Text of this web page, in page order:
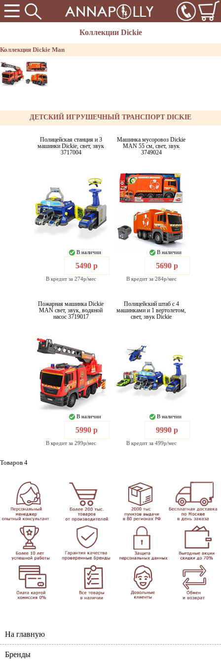
Коллекции Dickie
Коллекция Dickie Man
ДЕТСКИЙ ИГРУШЕЧНЫЙ ТРАНСПОРТ DICKIE
Полицейская станция и 3
машинки Dickie, свет, звук
3717004
В наличии
5490 р
В кредит за 274р/мес
Машинка мусоровоз Dickie
MAN 55 см, свет, звук
3749024
В наличии
5690 р
В кредит за 284р/мес
Пожарная машинка Dickie
MAN свет, звук, водяной
насос 3719017
В наличии
5990 р
В кредит за 299р/мес
Полицейский штаб с 4
машинками и 1 вертолетом,
свет, звук Dickie
В наличии
9990 р
В кредит за 499р/мес
Товаров 4
На главную
Бренды